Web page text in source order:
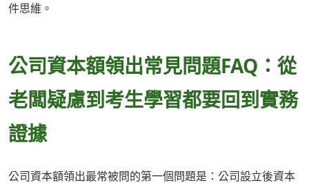
件思維。
公司資本額領出常見問題FAQ：從
老闆疑慮到考生學習都要回到實務
證據
公司資本額領出最常被問的第一個問題是：公司設立後資本